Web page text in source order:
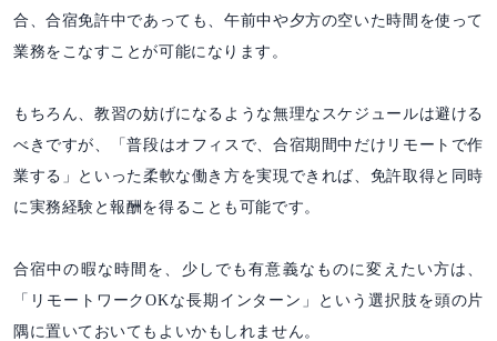
合、合宿免許中であっても、午前中や夕方の空いた時間を使って
業務をこなすことが可能になります。
もちろん、教習の妨げになるような無理なスケジュールは避ける
べきですが、「普段はオフィスで、合宿期間中だけリモートで作
業する」といった柔軟な働き方を実現できれば、免許取得と同時
に実務経験と報酬を得ることも可能です。
合宿中の暇な時間を、少しでも有意義なものに変えたい方は、
「リモートワークOKな長期インターン」という選択肢を頭の片
隅に置いておいてもよいかもしれません。